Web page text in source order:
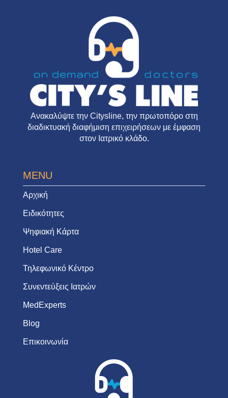
Ανακαλύψτε την Citysline, την πρωτοπόρο στη
διαδικτυακή διαφήμιση επιχειρήσεων με έμφαση
στον Ιατρικό κλάδο.
MENU
Αρχική
Ειδικότητες
Ψηφιακή Κάρτα
Hotel Care
Τηλεφωνικό Κέντρο
Συνεντεύξεις Ιατρών
MedExperts
Blog
Επικοινωνία